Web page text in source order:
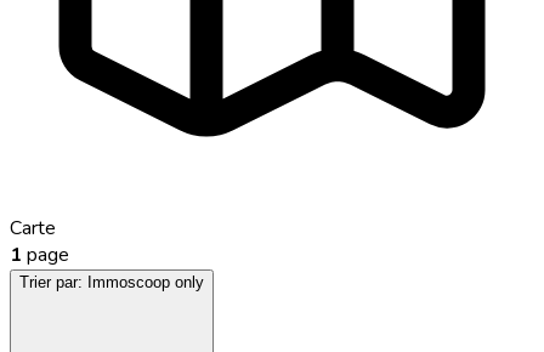
Carte
1 page
Trier par: Immoscoop only